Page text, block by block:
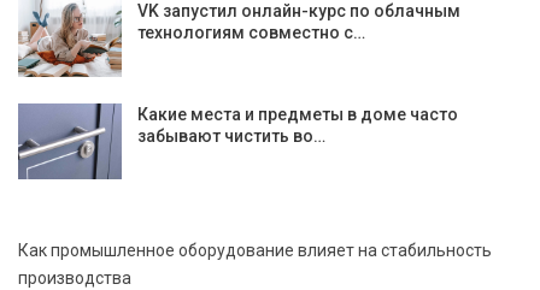
VK запустил онлайн-курс по облачным
технологиям совместно с…
Какие места и предметы в доме часто
забывают чистить во…
Как промышленное оборудование влияет на стабильность
производства